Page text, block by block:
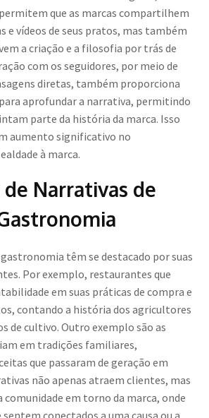
que as marcas compartilhem
e vídeos de seus pratos, mas também
a criação e a filosofia por trás de
com os seguidores, por meio de
diretas, também proporciona
aprofundar a narrativa, permitindo
parte da história da marca. Isso
aumento significativo no
à marca.
Narrativas de
gastronomia têm se destacado por suas
Por exemplo, restaurantes que
em suas práticas de compra e
contando a história dos agricultores
de cultivo. Outro exemplo são as
em tradições familiares,
que passaram de geração em
não apenas atraem clientes, mas
em torno da marca, onde